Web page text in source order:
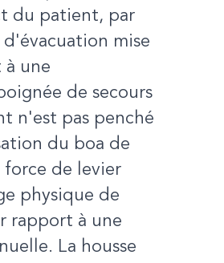
du patient, par
mise
à une
de secours
n'est pas penché
du boa de
force de levier
physique de
rapport à une
La housse